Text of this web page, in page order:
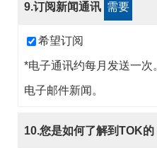
9.订阅新闻通讯 需要
希望订阅
*电子通讯约每月发送一
电子邮件新闻。
10.您是如何了解到TOK的